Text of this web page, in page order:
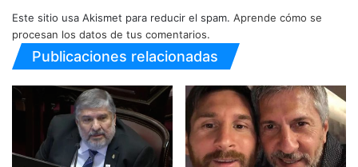
Este sitio usa Akismet para reducir el spam. Aprende cómo se
procesan los datos de tus comentarios.
Publicaciones relacionadas